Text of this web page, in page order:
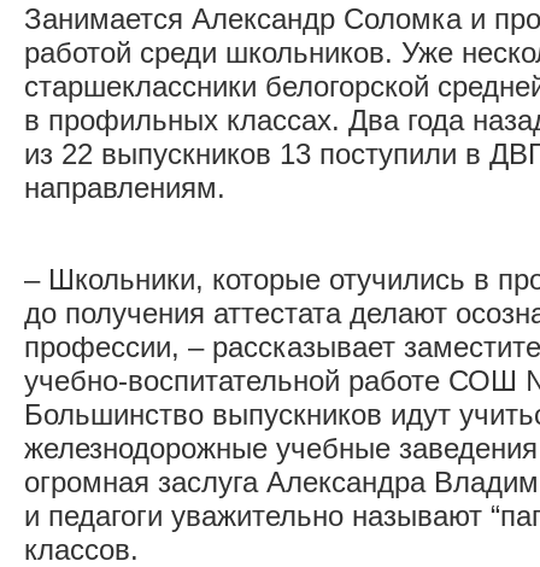
Занимается Александр Соломка и
работой среди школьников. Уже
старшеклассники белогорской
в профильных классах. Два года
из 22 выпускников 13 поступили в
направлениям.
– Школьники, которые отучились в
до получения аттестата делают
профессии, – рассказывает
учебно-воспитательной работе
Большинство выпускников идут
железнодорожные учебные
огромная заслуга Александра
и педагоги уважительно называют
классов.